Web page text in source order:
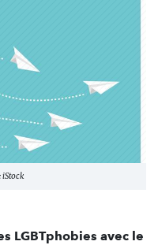
iStock
LGBTphobies avec le